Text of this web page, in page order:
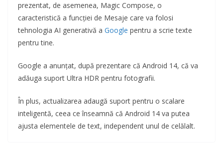
prezentat, de asemenea, Magic Compose, o
caracteristică a funcției de Mesaje care va folosi
tehnologia AI generativă a Google pentru a scrie texte
pentru tine.
Google a anunțat, după prezentare că Android 14, că va
adăuga suport Ultra HDR pentru fotografii.
În plus, actualizarea adaugă suport pentru o scalare
inteligentă, ceea ce înseamnă că Android 14 va putea
ajusta elementele de text, independent unul de celălalt.